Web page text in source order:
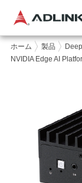
ホーム 製品
NVIDIA Edge AI